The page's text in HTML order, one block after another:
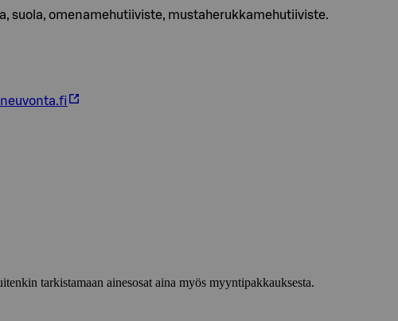
suola, omenamehutiiviste, mustaherukkamehutiiviste.
tarkistamaan ainesosat aina myös myyntipakkauksesta.